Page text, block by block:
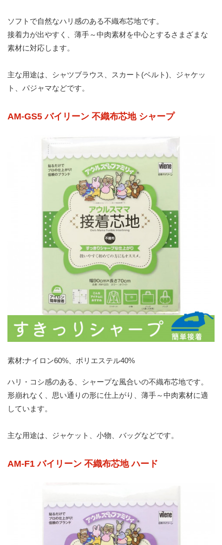
ソフトで自然なハリ感のある不織布芯地です。
接着力が出やすく、薄手～中肉素材を中心とするさまざまな
素材に対応します。
主な用途は、シャツブラウス、スカート(ベルト)、ジャケッ
ト、パジャマなどです。
AM-GS5 バイリーン 不織布芯地 シャープ
素材:ナイロン60%、ポリエステル40%
ハリ・コシ感のある、シャープな風合いの不織布芯地です。
形崩れなく、思い通りの形に仕上がり、薄手～中肉素材に適
しています。
主な用途は、ジャケット、小物、バッグなどです。
AM-F1 バイリーン 不織布芯地 ハード